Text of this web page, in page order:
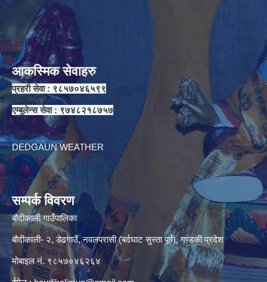
आकस्मिक सेवाहरु
प्रहरी सेवा : ९८५७०४६५९९
एम्बुलेन्स सेवा : ९७४८२१८७५७
DEDGAUN WEATHER
सम्पर्क विवरण
बौदीकाली गाउँपालिका
बौदीकाली- २, डेढगाउँ, नवलपरासी (बर्दघाट सुस्ता पूर्व), गण्डकी प्रदेश
मोबाइल नं. ९८५७०४६२६४